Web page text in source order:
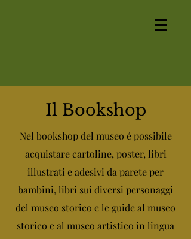
Il Bookshop
Nel bookshop del museo é possibile
acquistare cartoline, poster, libri
illustrati e adesivi da parete per
bambini, libri sui diversi personaggi
del museo storico e le guide al museo
storico e al museo artistico in lingua